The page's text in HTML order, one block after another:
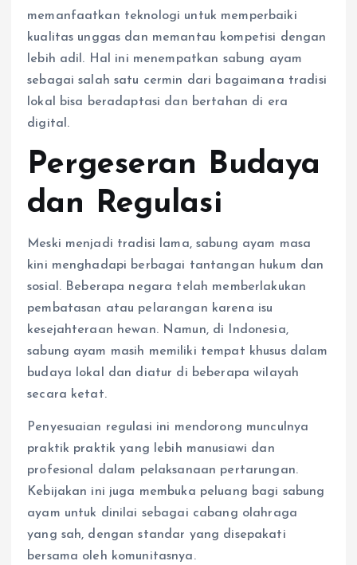
memanfaatkan teknologi untuk memperbaiki
kualitas unggas dan memantau kompetisi dengan
lebih adil. Hal ini menempatkan sabung ayam
sebagai salah satu cermin dari bagaimana tradisi
lokal bisa beradaptasi dan bertahan di era
digital.
Pergeseran Budaya
dan Regulasi
Meski menjadi tradisi lama, sabung ayam masa
kini menghadapi berbagai tantangan hukum dan
sosial. Beberapa negara telah memberlakukan
pembatasan atau pelarangan karena isu
kesejahteraan hewan. Namun, di Indonesia,
sabung ayam masih memiliki tempat khusus dalam
budaya lokal dan diatur di beberapa wilayah
secara ketat.
Penyesuaian regulasi ini mendorong munculnya
praktik praktik yang lebih manusiawi dan
profesional dalam pelaksanaan pertarungan.
Kebijakan ini juga membuka peluang bagi sabung
ayam untuk dinilai sebagai cabang olahraga
yang sah, dengan standar yang disepakati
bersama oleh komunitasnya.